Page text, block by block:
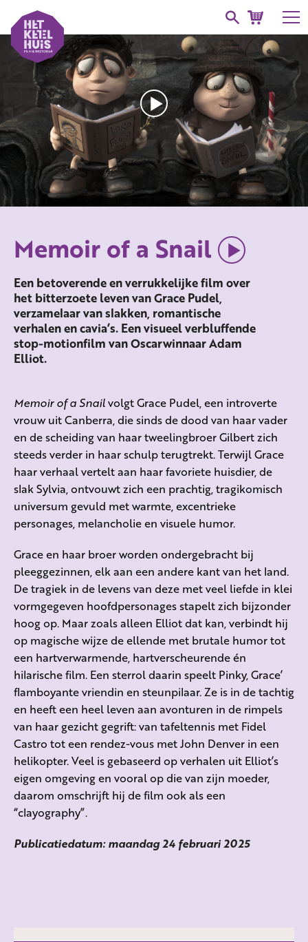
Memoir of a Snail
Een betoverende en verrukkelijke film over
het bitterzoete leven van Grace Pudel,
verzamelaar van slakken, romantische
verhalen en cavia’s. Een visueel verbluffende
stop-motionfilm van Oscarwinnaar Adam
Elliot.
Memoir of a Snailvolgt Grace Pudel, een introverte
vrouw uit Canberra, die sinds de dood van haar vader
en de scheiding van haar tweelingbroer Gilbert zich
steeds verder in haar schulp terugtrekt. Terwijl Grace
haar verhaal vertelt aan haar favoriete huisdier, de
slak Sylvia, ontvouwt zich een prachtig, tragikomisch
universum gevuld met warmte, excentrieke
personages, melancholie en visuele humor.
Grace en haar broer worden ondergebracht bij
pleeggezinnen, elk aan een andere kant van het land.
De tragiek in de levens van deze met veel liefde in klei
vormgegeven hoofdpersonages stapelt zich bijzonder
hoog op. Maar zoals alleen Elliot dat kan, verbindt hij
op magische wijze de ellende met brutale humor tot
een hartverwarmende, hartverscheurende én
hilarische film. Een sterrol daarin speelt Pinky, Grace’
flamboyante vriendin en steunpilaar. Ze is in de tachtig
en heeft een heel leven aan avonturen in de rimpels
van haar gezicht gegrift: van tafeltennis met Fidel
Castro tot een rendez-vous met John Denver in een
helikopter. Veel is gebaseerd op verhalen uit Elliot’s
eigen omgeving en vooral op die van zijn moeder,
daarom omschrijft hij de film ook als een
“clayography”.
Publicatiedatum: maandag 24 februari 2025